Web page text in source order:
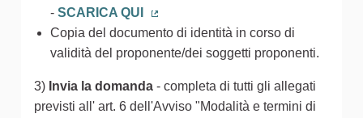
- SCARICA QUI
(Collegamento esterno)
Copia del documento di identità in corso di
validità del proponente/dei soggetti proponenti.
3) Invia la domanda - completa di tutti gli allegati
previsti all' art. 6 dell'Avviso "Modalità e termini di